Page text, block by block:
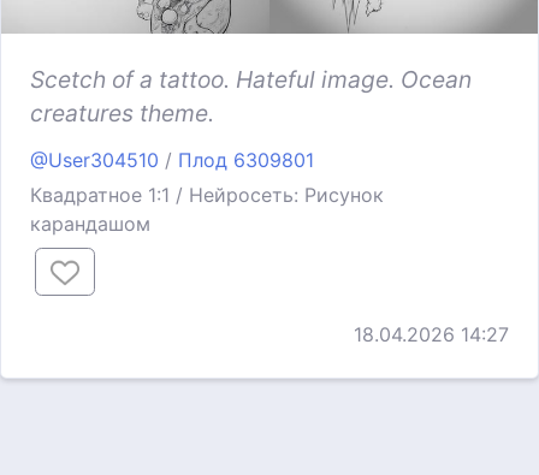
Scetch of a tattoo. Hateful image. Ocean
creatures theme.
@User304510 / Плод 6309801
Квадратное 1:1 / Нейросеть: Рисунок
карандашом
18.04.2026 14:27